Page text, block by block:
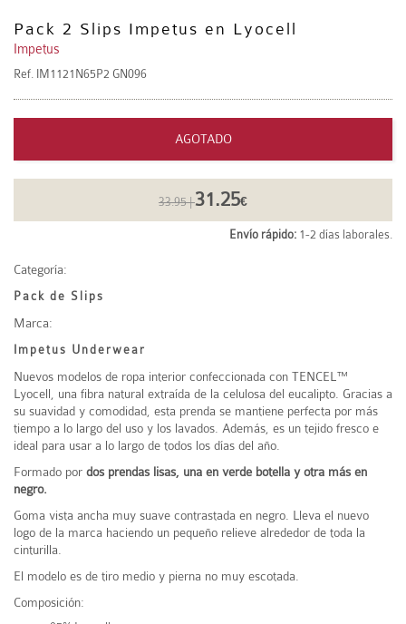
Pack 2 Slips Impetus en Lyocell
Impetus
Ref. IM1121N65P2 GN096
AGOTADO
33.95 |31.25€
Envío rápido: 1-2 días laborales.
Categoría:
Pack de Slips
Marca:
Impetus Underwear
Nuevos modelos de ropa interior confeccionada con TENCEL™
Lyocell, una fibra natural extraída de la celulosa del eucalipto. Gracias a
su suavidad y comodidad, esta prenda se mantiene perfecta por más
tiempo a lo largo del uso y los lavados. Además, es un tejido fresco e
ideal para usar a lo largo de todos los días del año.
Formado por dos prendas lisas, una en verde botella y otra más en
negro.
Goma vista ancha muy suave contrastada en negro. Lleva el nuevo
logo de la marca haciendo un pequeño relieve alrededor de toda la
cinturilla.
El modelo es de tiro medio y pierna no muy escotada.
Composición: